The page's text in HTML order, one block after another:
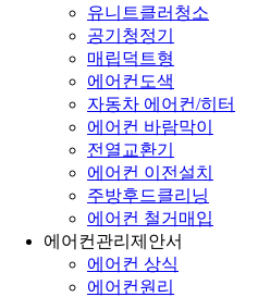
유니트클러청소
공기청정기
매립덕트형
에어컨도색
자동차 에어컨/히터
에어컨 바람막이
전열교환기
에어컨 이전설치
주방후드클리닝
에어컨 철거매입
에어컨관리제안서
에어컨 상식
에어컨원리